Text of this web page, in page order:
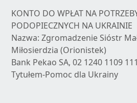
KONTO DO WPŁAT NA
PODOPIECZNYCH NA UKRAINIE
Nazwa: Zgromadzenie Sióstr
Miłosierdzia (Orionistek)
Bank Pekao SA, 02 1240 1109
Tytułem-Pomoc dla Ukrainy